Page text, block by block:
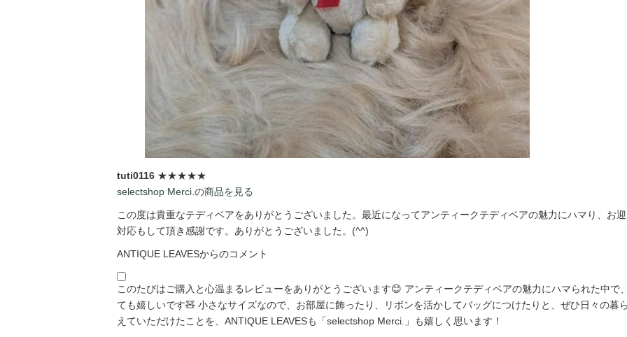
tuti0116 ★★★★★
selectshop Merci.の商品を見る
この度は貴重なテディベアをありがとうございました。最近になってアンティークテディベアの魅力にハマり、お
対応もして頂き感謝です。ありがとうございました。(^^)
ANTIQUE LEAVESからのコメント
このたびはご購入と心温まるレビューをありがとうございます😊 アンティークテディベアの魅力にハマられた中で
ても嬉しいです🧸 小さなサイズなので、お部屋に飾ったり、リボンを活かしてバッグにつけたりと、ぜひ日々の暮
えていただけたことを、ANTIQUE LEAVESも「selectshop Merci.」も嬉しく思います！